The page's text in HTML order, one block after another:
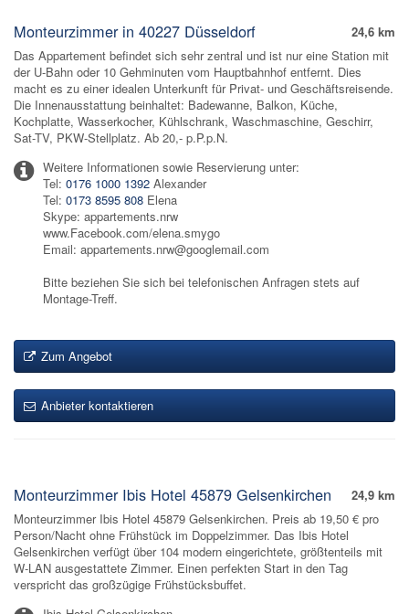
24,6 km
Monteurzimmer in 40227 Düsseldorf
Das Appartement befindet sich sehr zentral und ist nur eine Station mit
der U-Bahn oder 10 Gehminuten vom Hauptbahnhof entfernt. Dies
macht es zu einer idealen Unterkunft für Privat- und Geschäftsreisende.
Die Innenausstattung beinhaltet: Badewanne, Balkon, Küche,
Kochplatte, Wasserkocher, Kühlschrank, Waschmaschine, Geschirr,
Sat-TV, PKW-Stellplatz. Ab 20,- p.P.p.N.
Weitere Informationen sowie Reservierung unter:
Tel: 0176 1000 1392 Alexander
Tel: 0173 8595 808 Elena
Skype: appartements.nrw
www.Facebook.com/elena.smygo
Email: appartements.nrw@googlemail.com
Bitte beziehen Sie sich bei telefonischen Anfragen stets auf
Montage-Treff.
Zum Angebot
Anbieter kontaktieren
24,9 km
Monteurzimmer Ibis Hotel 45879 Gelsenkirchen
Monteurzimmer Ibis Hotel 45879 Gelsenkirchen. Preis ab 19,50 € pro
Person/Nacht ohne Frühstück im Doppelzimmer. Das Ibis Hotel
Gelsenkirchen verfügt über 104 modern eingerichtete, größtenteils mit
W-LAN ausgestattete Zimmer. Einen perfekten Start in den Tag
verspricht das großzügige Frühstücksbuffet.